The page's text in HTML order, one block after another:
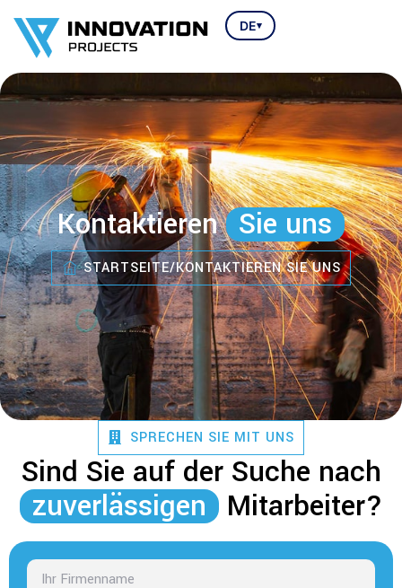
DE▾
Kontaktieren Sie uns
STARTSEITE/KONTAKTIEREN SIE UNS
SPRECHEN SIE MIT UNS
Sind Sie auf der Suche nach
zuverlässigen Mitarbeiter?